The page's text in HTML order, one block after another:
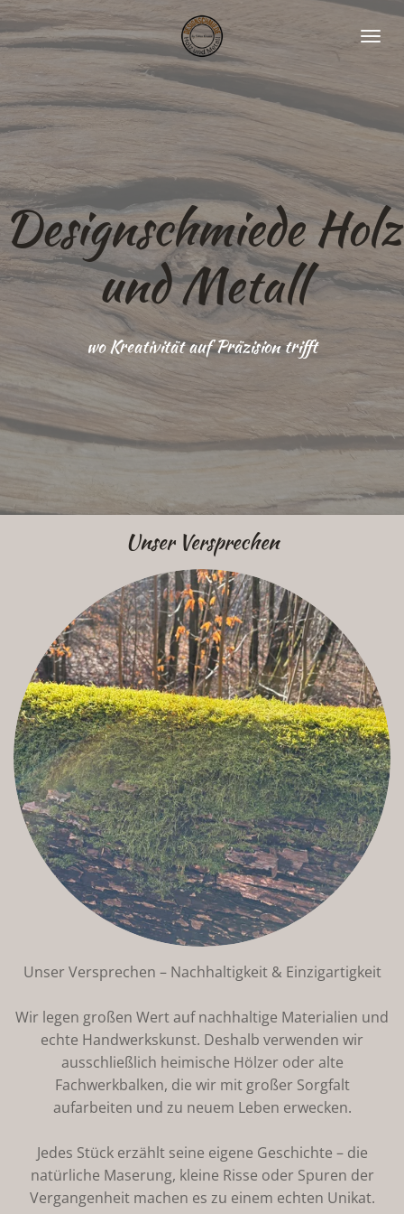
Zum
Hauptinhalt
Designschmiede Holz
und Metall
wo Kreativität auf Präzision trifft
Unser Versprechen
Unser Versprechen – Nachhaltigkeit & Einzigartigkeit
Wir legen großen Wert auf nachhaltige Materialien und
echte Handwerkskunst. Deshalb verwenden wir
ausschließlich heimische Hölzer oder alte
Fachwerkbalken, die wir mit großer Sorgfalt
aufarbeiten und zu neuem Leben erwecken.
Jedes Stück erzählt seine eigene Geschichte – die
natürliche Maserung, kleine Risse oder Spuren der
Vergangenheit machen es zu einem echten Unikat.